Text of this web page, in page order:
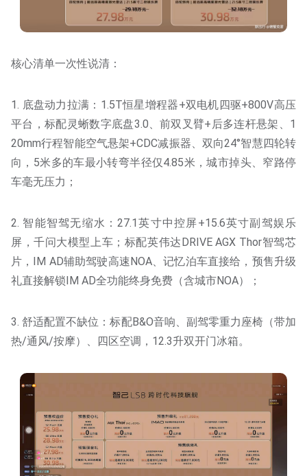
核心清单一次性说清：
1. 底盘动力拉满：1.5T恒星增程器+双电机四驱+800V高压
平台，标配灵蜥数字底盘3.0、前双叉臂+后多连杆悬架、1
20mm行程智能空气悬架+CDC减振器、双向24°智慧四轮转
向，5米多的车最小转弯半径仅4.85米，城市掉头、窄路停
车毫无压力；
2. 智能智驾无缩水：27.1英寸中控屏+15.6英寸副驾娱乐
屏，千问大模型上车；标配英伟达DRIVE AGX Thor智驾芯
片，IM AD辅助驾驶高速NOA、记忆泊车直接给，预售升级
礼直接解锁IM AD全功能终身免费（含城市NOA）；
3. 舒适配置不缺位：标配B&O音响、副驾零重力座椅（带加
热/通风/按摩）、四区空调，12.3升双开门冰箱。